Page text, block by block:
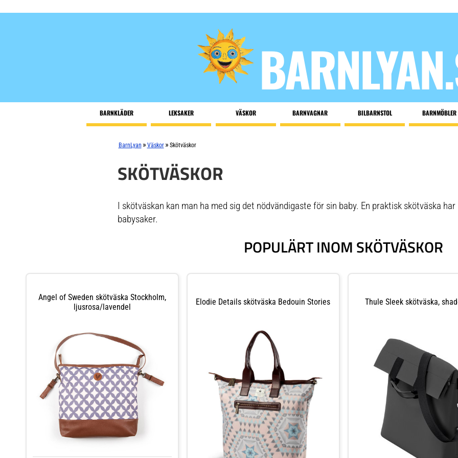
BARNKLÄDER LEKSAKER VÄSKOR BARNVAGNAR BILBARNSTOL BARNMÖBLER
BarnLyan » Väskor » Skötväskor
SKÖTVÄSKOR
I skötväskan kan man ha med sig det nödvändigaste för sin baby. En praktisk skötväska
babysaker.
POPULÄRT INOM SKÖTVÄSKOR
Angel of Sweden skötväska Stockholm,
ljusrosa/lavendel
Elodie Details skötväska Bedouin Stories Thule Sleek skötväska,